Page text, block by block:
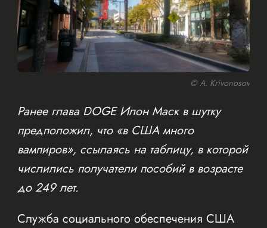
© A. Krivonosov
Ранее глава DOGE Илон Маск в шутку
предположил, что «в США много
вампиров», ссылаясь на таблицу, в которой
числились получатели пособий в возрасте
до 249 лет.
Служба социального обеспечения США